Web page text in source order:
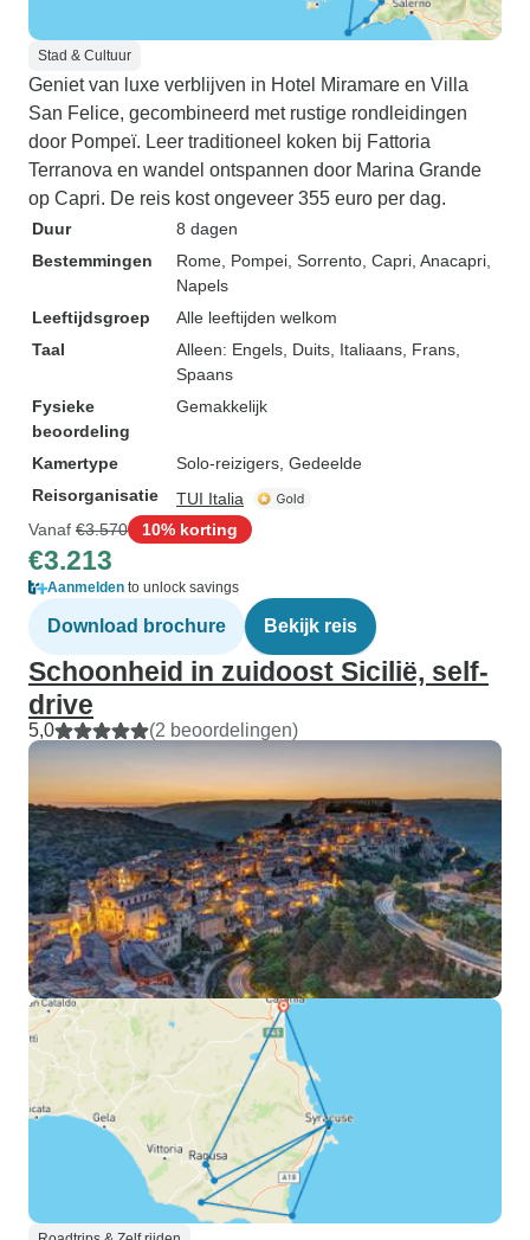
Stad & Cultuur
Geniet van luxe verblijven in Hotel Miramare en Villa
San Felice, gecombineerd met rustige rondleidingen
door Pompeï. Leer traditioneel koken bij Fattoria
Terranova en wandel ontspannen door Marina Grande
op Capri. De reis kost ongeveer 355 euro per dag.
Duur
8 dagen
Bestemmingen
Rome , Pompei , Sorrento , Capri , Anacapri
Napels
Leeftijdsgroep
Alle leeftijden welkom
Taal
Alleen: Engels, Duits, Italiaans, Frans,
Spaans
Fysieke
beoordeling
Gemakkelijk
Kamertype
Solo-reizigers, Gedeelde
Reisorganisatie
TUI Italia
Vanaf €3.570 10% korting
€3.213
Aanmelden to unlock savings
Download brochure Bekijk reis
Schoonheid in zuidoost Sicilië, self-
drive
5,0 (2 beoordelingen)